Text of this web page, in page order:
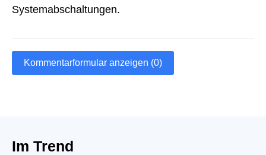
Systemabschaltungen.
Kommentarformular anzeigen (0)
Im Trend